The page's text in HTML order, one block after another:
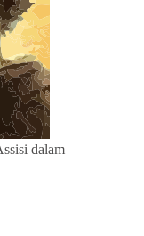
dalam